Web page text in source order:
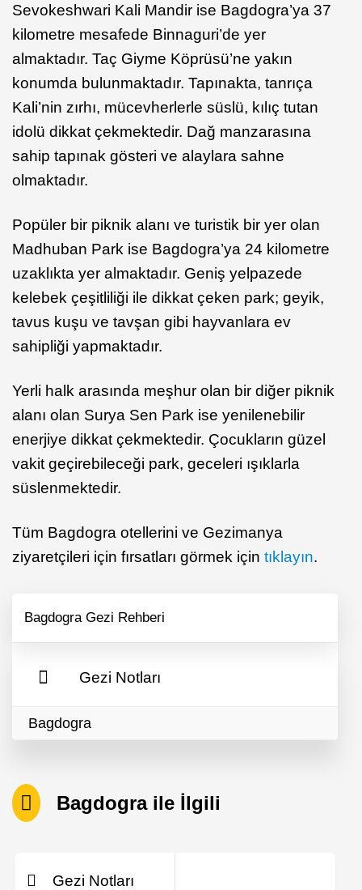
Sevokeshwari Kali Mandir ise Bagdogra’ya 37
kilometre mesafede Binnaguri’de yer
almaktadır. Taç Giyme Köprüsü’ne yakın
konumda bulunmaktadır. Tapınakta, tanrıça
Kali’nin zırhı, mücevherlerle süslü, kılıç tutan
idolü dikkat çekmektedir. Dağ manzarasına
sahip tapınak gösteri ve alaylara sahne
olmaktadır.
Popüler bir piknik alanı ve turistik bir yer olan
Madhuban Park ise Bagdogra’ya 24 kilometre
uzaklıkta yer almaktadır. Geniş yelpazede
kelebek çeşitliliği ile dikkat çeken park; geyik,
tavus kuşu ve tavşan gibi hayvanlara ev
sahipliği yapmaktadır.
Yerli halk arasında meşhur olan bir diğer piknik
alanı olan Surya Sen Park ise yenilenebilir
enerjiye dikkat çekmektedir. Çocukların güzel
vakit geçirebileceği park, geceleri ışıklarla
süslenmektedir.
Tüm Bagdogra otellerini ve Gezimanya
ziyaretçileri için fırsatları görmek için tıklayın.
Bagdogra Gezi Rehberi
Gezi Notları
Bagdogra
Bagdogra ile İlgili
Gezi Notları